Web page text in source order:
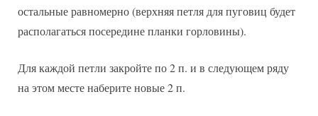
остальные равномерно (верхняя петля для пуговиц будет
располагаться посередине планки горловины).
Для каждой петли закройте по 2 п. и в следующем ряду
на этом месте наберите новые 2 п.